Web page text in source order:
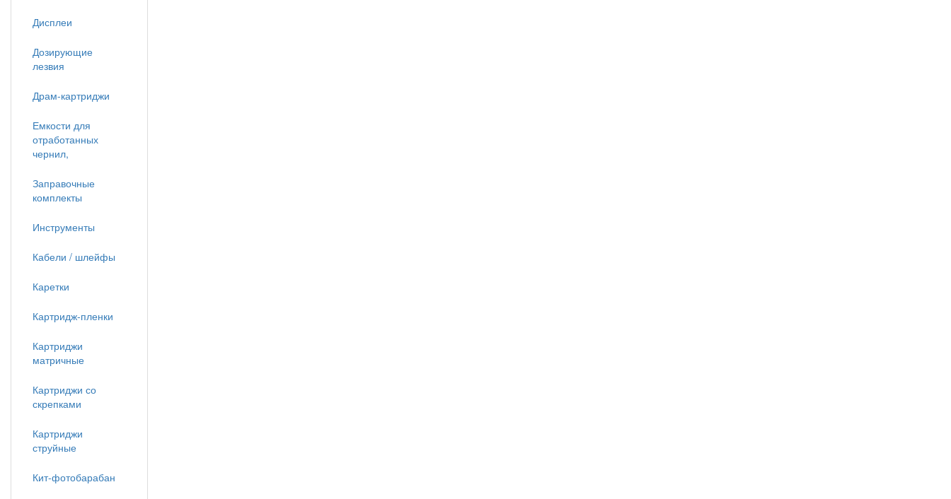
Дисплеи
Дозирующие
лезвия
Драм-картриджи
Емкости для
отработанных
чернил,
Заправочные
комплекты
Инструменты
Кабели / шлейфы
Каретки
Картридж-пленки
Картриджи
матричные
Картриджи со
скрепками
Картриджи
струйные
Кит-фотобарабан